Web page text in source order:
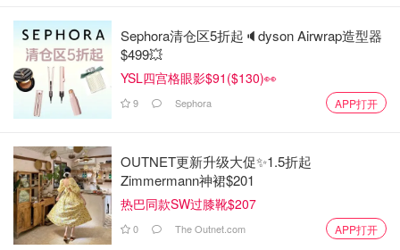
Sephora清仓区5折起🔈dyson Airwrap造型器
$499💥
YSL四宫格眼影$91($130)👀
9 Sephora APP打开
OUTNET更新升级大促✨1.5折起
Zimmermann神裙$201
热巴同款SW过膝靴$207
0 The Outnet.com APP打开